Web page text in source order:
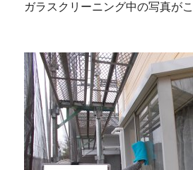
ガラスクリーニング中の写真がこ